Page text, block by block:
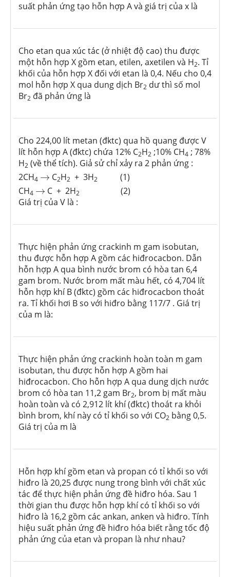
suất phản ứng tạo hỗn hợp A và giá trị của x là
Cho etan qua xúc tác (ở nhiệt độ cao) thu được
một hỗn hợp X gồm etan, etilen, axetilen và H2. Tỉ
khối của hỗn hợp X đối với etan là 0,4. Nếu cho 0,4
mol hỗn hợp X qua dung dịch Br2 dư thì số mol
Br2 đã phản ứng là
Cho 224,00 lít metan (đktc) qua hồ quang được V
lít hỗn hợp A (đktc) chứa 12% C2H2 ;10% CH4 ; 78%
H2 (về thể tích). Giả sử chỉ xảy ra 2 phản ứng :
2CH4 →
→
C2H2 + 3H2
(1)
CH4 →
→
C + 2H2
(2)
Giá trị của V là :
Thực hiện phản ứng crackinh m gam isobutan,
thu được hỗn hợp A gồm các hiđrocacbon. Dẫn
hỗn hợp A qua bình nước brom có hòa tan 6,4
gam brom. Nước brom mất màu hết, có 4,704 lít
hỗn hợp khí B (đktc) gồm các hiđrocacbon thoát
ra. Tỉ khối hơi B so với hiđro bằng 117/7 . Giá trị
của m là:
Thực hiện phản ứng crackinh hoàn toàn m gam
isobutan, thu được hỗn hợp A gồm hai
hiđrocacbon. Cho hỗn hợp A qua dung dịch nước
brom có hòa tan 11,2 gam Br2, brom bị mất màu
hoàn toàn và có 2,912 lít khí (đktc) thoát ra khỏi
bình brom, khí này có tỉ khối so với CO2 bằng 0,5.
Giá trị của m là
Hỗn hợp khí gồm etan và propan có tỉ khối so với
hiđro là 20,25 được nung trong bình với chất xúc
tác để thực hiện phản ứng đề hiđro hóa. Sau 1
thời gian thu được hỗn hợp khí có tỉ khối so với
hiđro là 16,2 gồm các ankan, anken và hiđro. Tính
hiệu suất phản ứng đề hiđro hóa biết rằng tốc độ
phản ứng của etan và propan là như nhau?